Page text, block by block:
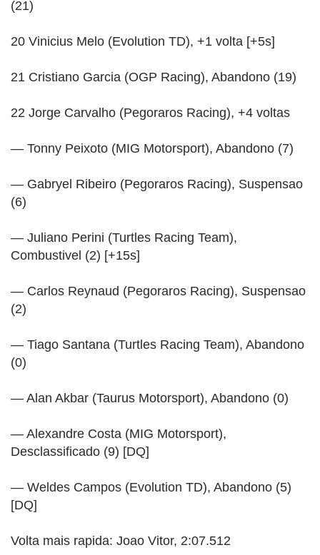
(21)
20 Vinicius Melo (Evolution TD), +1 volta [+5s]
21 Cristiano Garcia (OGP Racing), Abandono (19)
22 Jorge Carvalho (Pegoraros Racing), +4 voltas
— Tonny Peixoto (MIG Motorsport), Abandono (7)
— Gabryel Ribeiro (Pegoraros Racing), Suspensao
(6)
— Juliano Perini (Turtles Racing Team),
Combustivel (2) [+15s]
— Carlos Reynaud (Pegoraros Racing), Suspensao
(2)
— Tiago Santana (Turtles Racing Team), Abandono
(0)
— Alan Akbar (Taurus Motorsport), Abandono (0)
— Alexandre Costa (MIG Motorsport),
Desclassificado (9) [DQ]
— Weldes Campos (Evolution TD), Abandono (5)
[DQ]
Volta mais rapida: Joao Vitor, 2:07.512